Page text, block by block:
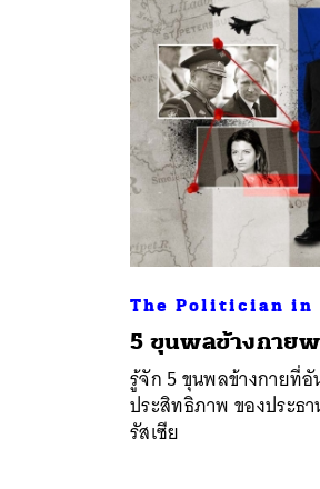
The Politician in
5 ขุนพลข้างกายพ
รู้จัก 5 ขุนพลข้างกายที่อั
ประสิทธิภาพ ของประธ
รัสเซีย